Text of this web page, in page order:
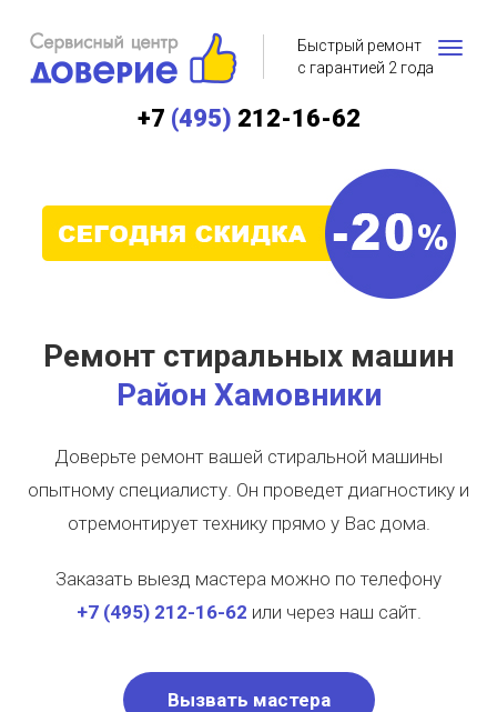
Быстрый ремонт
с гарантией 2 года
+7 (495) 212-16-62
Ремонт стиральных машин
Район Хамовники
Доверьте ремонт вашей стиральной машины
опытному специалисту. Он проведет диагностику и
отремонтирует технику прямо у Вас дома.
Заказать выезд мастера можно по телефону
+7 (495)212-16-62 или через наш сайт.
Вызвать мастера